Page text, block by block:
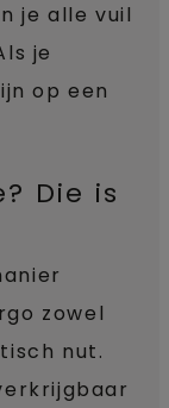
je alle vuil
je
op een
Die is
zowel
nut.